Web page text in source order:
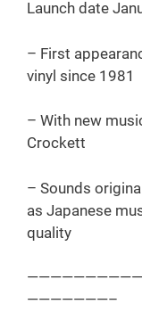
Launch date
– First
vinyl since 1981
– With new
Crockett
– Sounds
as Japanese
quality
———————–